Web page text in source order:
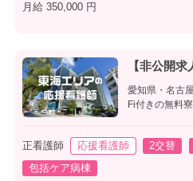
月給 350,000 円
【非公開求
愛知県・名古
Fi付きの無料寮
正看護師 応援看護師 2交替
包括ケア病棟